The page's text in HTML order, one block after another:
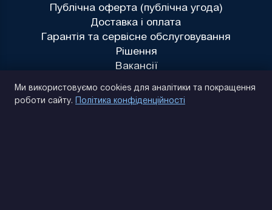
Публічна оферта (публічна угода)
Доставка і оплата
Гарантія та сервісне обслуговування
Рішення
Вакансії
Ми використовуємо cookies для аналітики та покращення
роботи сайту. Політика конфіденційності